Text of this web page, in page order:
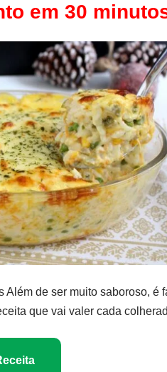
em 30
Além de ser muito saboroso, é
que vai valer cada